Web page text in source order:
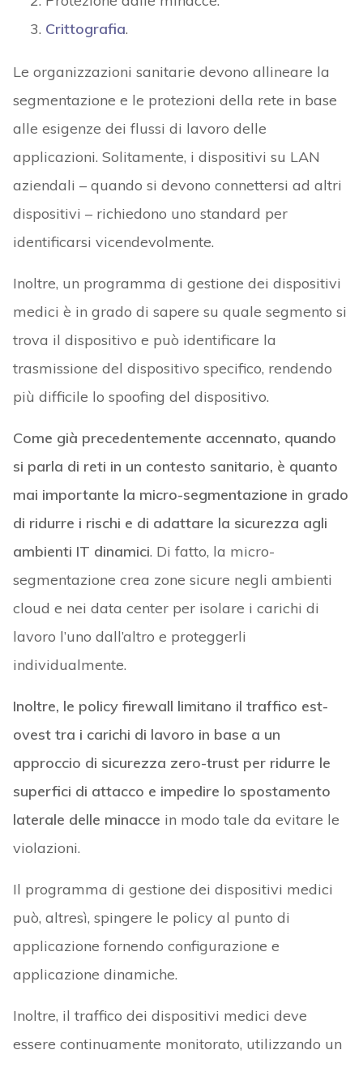
dispositivi – richiedono uno standard per
identificarsi vicendevolmente.
Inoltre, un programma di gestione dei dispositivi
medici è in grado di sapere su quale segmento si
trova il dispositivo e può identificare la
trasmissione del dispositivo specifico, rendendo
più difficile lo spoofing del dispositivo.
Come già precedentemente accennato, quando
mai importante la micro-segmentazione in grado
di ridurre i rischi e di adattare la sicurezza agli
ambienti IT dinamici . Di fatto, la micro-
segmentazione crea zone sicure negli ambienti
cloud e nei data center per isolare i carichi di
lavoro l’uno dall’altro e proteggerli
individualmente.
Inoltre, le policy firewall limitano il traffico est-
ovest tra i carichi di lavoro in base a un
approccio di sicurezza zero-trust per ridurre le
superfici di attacco e impedire lo spostamento
laterale delle minaccein modo tale da evitare le
violazioni.
può, altresì, spingere le policy al punto di
applicazione fornendo configurazione e
applicazione dinamiche.
Inoltre, il traffico dei dispositivi medici deve
essere continuamente monitorato, utilizzando un
unitamente ad un software di monitoraggio e
risposta alla sicurezza, quale: EDR, MDR, NDR e
XDR. Ancora, tutto il traffico di rete deve essere
crittografato.